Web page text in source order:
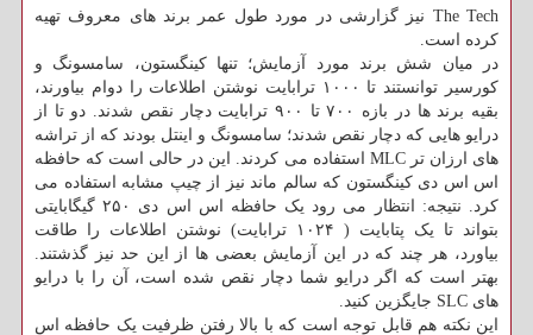
The Tech نیز گزارشی در مورد طول عمر برند های معروف تهیه
کرده است.
در میان شش برند مورد آزمایش؛ تنها کینگستون، سامسونگ و
کورسیر توانستند تا ۱۰۰۰ ترابایت نوشتن اطلاعات را دوام بیاورند،
بقیه برند ها در بازه ۷۰۰ تا ۹۰۰ ترابایت دچار نقص شدند. دو تا از
درایو هایی که دچار نقص شدند؛ سامسونگ و اینتل بودند که از تراشه
های ارزان تر MLC استفاده می کردند. این در حالی است که حافظه
اس اس دی کینگستون که سالم ماند نیز از چیپ مشابه استفاده می
کرد. نتیجه: انتظار می رود یک حافظه اس اس دی ۲۵۰ گیگابایتی
بتواند تا یک پتابایت ( ۱۰۲۴ ترابایت) نوشتن اطلاعات را طاقت
بیاورد، هر چند که در این آزمایش بعضی ها از این حد نیز گذشتند.
بهتر است که اگر درایو شما دچار نقص شده است، آن را با درایو
های SLC جایگزین کنید.
این نکته هم قابل توجه است که با بالا رفتن ظرفیت یک حافظه اس